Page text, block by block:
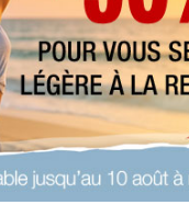
PLUS
SANTÉ